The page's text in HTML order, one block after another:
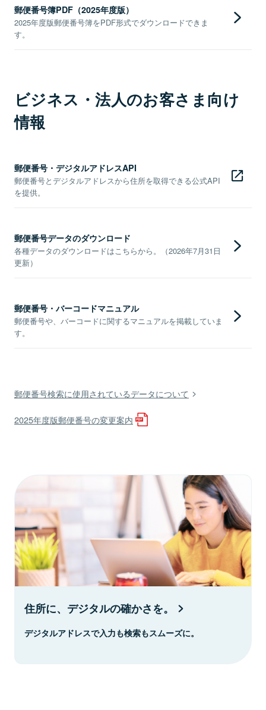
郵便番号簿PDF（2025年度版）
2025年度版郵便番号簿をPDF形式でダウンロードできま
す。
ビジネス・法人のお客さま向け
情報
郵便番号・デジタルアドレスAPI
郵便番号とデジタルアドレスから住所を取得できる公式API
を提供。
郵便番号データのダウンロード
各種データのダウンロードはこちらから。（2026年7月31日
更新）
郵便番号・バーコードマニュアル
郵便番号や、バーコードに関するマニュアルを掲載していま
す。
郵便番号検索に使用されているデータについて
2025年度版郵便番号の変更案内
住所に、デジタルの確かさを。
デジタルアドレスで入力も検索もスムーズに。